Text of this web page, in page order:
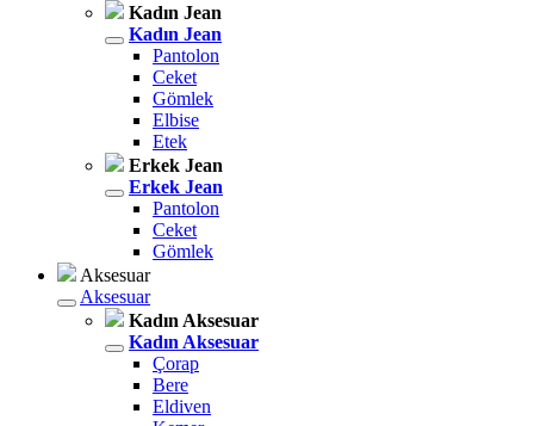
Kadın Jean
Kadın Jean
Pantolon
Ceket
Gömlek
Elbise
Etek
Erkek Jean
Erkek Jean
Pantolon
Ceket
Gömlek
Aksesuar
Aksesuar
Kadın Aksesuar
Kadın Aksesuar
Çorap
Bere
Eldiven